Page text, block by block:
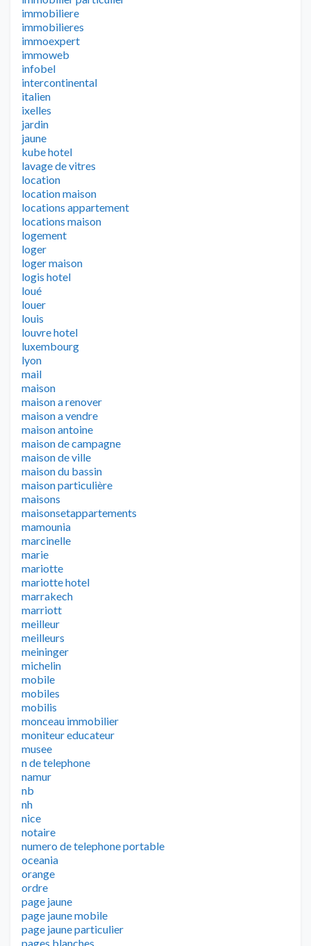
immobiliere
immobilieres
immoexpert
immoweb
infobel
intercontinental
italien
ixelles
jardin
jaune
kube hotel
lavage de vitres
location
location maison
locations appartement
locations maison
logement
loger
loger maison
logis hotel
loué
louer
louis
louvre hotel
luxembourg
lyon
mail
maison
maison a renover
maison a vendre
maison antoine
maison de campagne
maison de ville
maison du bassin
maison particulière
maisons
maisonsetappartements
mamounia
marcinelle
marie
mariotte
mariotte hotel
marrakech
marriott
meilleur
meilleurs
meininger
michelin
mobile
mobiles
mobilis
monceau immobilier
moniteur educateur
musee
n de telephone
namur
nb
nh
nice
notaire
numero de telephone portable
oceania
orange
ordre
page jaune
page jaune mobile
page jaune particulier
pages blanches